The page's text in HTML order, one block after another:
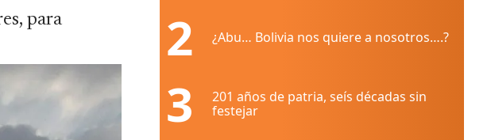
para
2 ¿Abu… Bolivia nos quiere a nosotros….?
3
201 años de patria, seís décadas sin
festejar